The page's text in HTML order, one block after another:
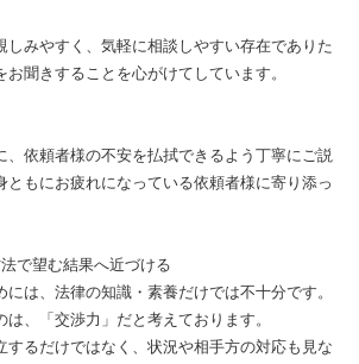
しみやすく、気軽に相談しやすい存在でありた
聞きすることを心がけてしています。
、依頼者様の不安を払拭できるよう丁寧にご説
ともにお疲れになっている依頼者様に寄り添っ
で望む結果へ近づける
は、法律の知識・素養だけでは不十分です。
、「交渉力」だと考えております。
するだけではなく、状況や相手方の対応も見な